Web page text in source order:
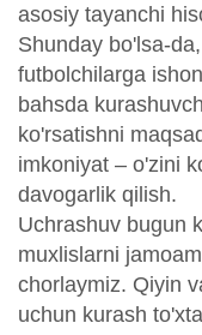
asosiy tayanchi
Shunday bo'lsa-
futbolchilarga
bahsda
ko'rsatishni
imkoniyat – o'zini
davogarlik qilish.
Uchrashuv bugun
muxlislarni
chorlaymiz. Qiyin
uchun kurash